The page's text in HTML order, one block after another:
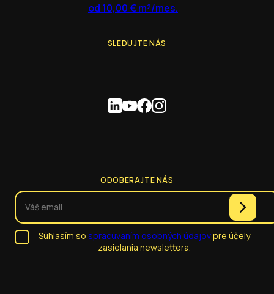
od 10,00 € m²/mes.
SLEDUJTE NÁS
ODOBERAJTE NÁS
Súhlasím so spracúvaním osobných údajovpre účely
zasielania newslettera.